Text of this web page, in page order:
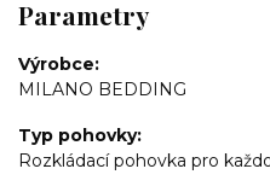
Parametry
Výrobce
MILANO BEDDING
Typ pohovky
Rozkládací pohovka pro